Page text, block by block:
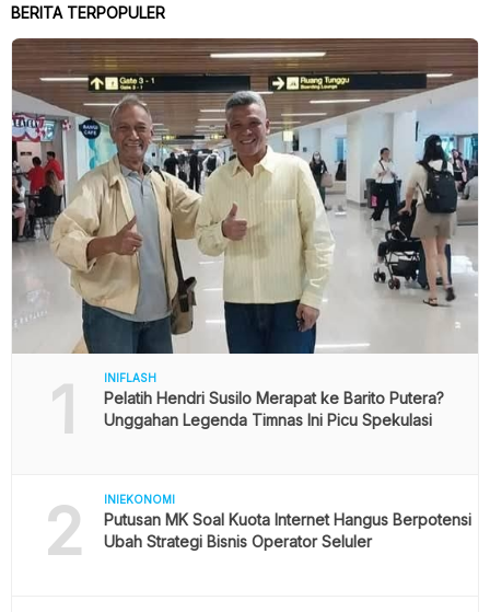
BERITA TERPOPULER
1 INIFLASH
Pelatih Hendri Susilo Merapat ke Barito Putera?
Unggahan Legenda Timnas Ini Picu Spekulasi
2 INIEKONOMI
Putusan MK Soal Kuota Internet Hangus Berpotensi
Ubah Strategi Bisnis Operator Seluler